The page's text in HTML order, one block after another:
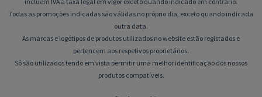
Todas as promoções indicadas são válidas no próprio dia, exceto quando indicada
outra data.
As marcas e logótipos de produtos utilizados no website estão registados e
pertencem aos respetivos proprietários.
Só são utilizados tendo em vista permitir uma melhor identificação dos nossos
produtos compatíveis.